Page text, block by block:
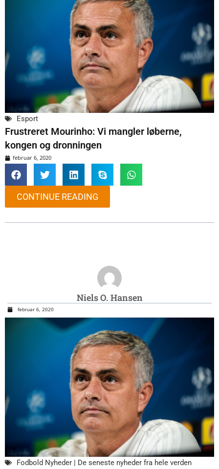
Esport
Frustreret Mourinho: Vi mangler løberne,
kongen og dronningen
februar 6, 2020
CONTINUE READING
Niels O. Hansen
februar 6, 2020
Fodbold Nyheder | De seneste nyheder fra hele verden